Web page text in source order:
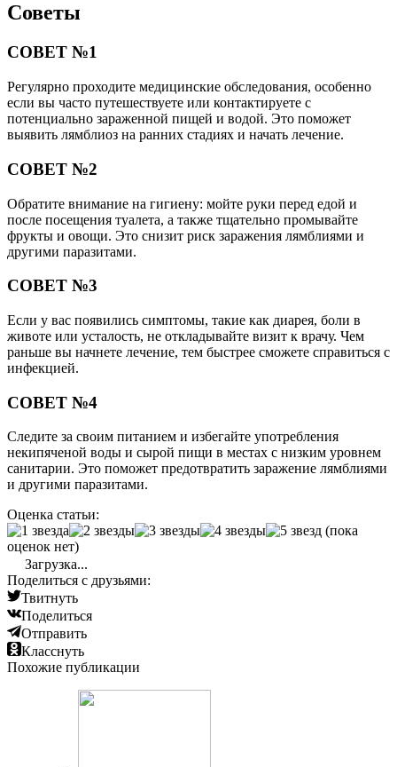
Советы
СОВЕТ №1
Регулярно проходите медицинские обследования, особенно
если вы часто путешествуете или контактируете с
потенциально зараженной пищей и водой. Это поможет
выявить лямблиоз на ранних стадиях и начать лечение.
СОВЕТ №2
Обратите внимание на гигиену: мойте руки перед едой и
после посещения туалета, а также тщательно промывайте
фрукты и овощи. Это снизит риск заражения лямблиями и
другими паразитами.
СОВЕТ №3
Если у вас появились симптомы, такие как диарея, боли в
животе или усталость, не откладывайте визит к врачу. Чем
раньше вы начнете лечение, тем быстрее сможете справиться с
инфекцией.
СОВЕТ №4
Следите за своим питанием и избегайте употребления
некипяченой воды и сырой пищи в местах с низким уровнем
санитарии. Это поможет предотвратить заражение лямблиями
и другими паразитами.
Оценка статьи:
(пока
оценок нет)
Загрузка...
Поделиться с друзьями:
Твитнуть
Поделиться
Отправить
Класснуть
Похожие публикации